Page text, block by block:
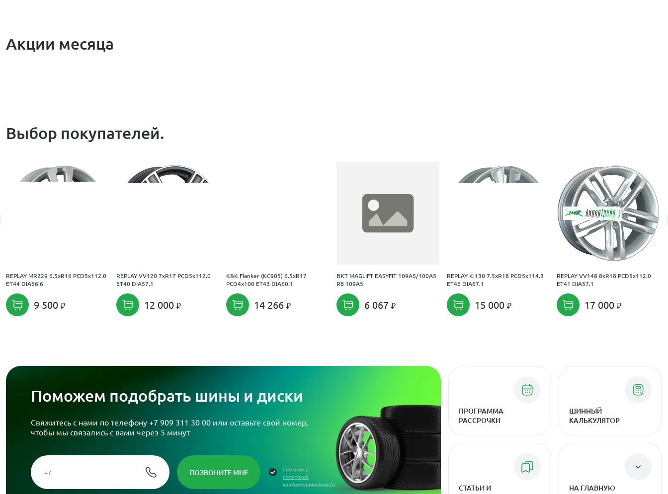
Акции месяца
Выбор покупателей.
REPLAY MR229 6.5xR16 PCD5x112.0
ET44 DIA66.6
9 500
REPLAY VV120 7xR17 PCD5x112.0
ET40 DIA57.1
12 000
K&K Flanker (КС905) 6.5xR17
PCD4x100 ET43 DIA60.1
14 266
BKT MAGLIFT EASYFIT 109A5/100A5
R8 109A5
6 067
REPLAY Ki130 7.5xR18 PCD5x114.3
ET46 DIA67.1
15 000
REPLAY VV148 8xR18 PCD5x112.0
ET41 DIA57.1
17 000
Поможем подобрать шины и диски
Свяжитесь с нами по телефону +7 909 311 30 00 или оставьте свой номер,
чтобы мы связались с вами через 5 минут
Согласие с
политикой
конфиденциальности
ПРОГРАММА
РАССРОЧКИ
ШИННЫЙ
КАЛЬКУЛЯТОР
СТАТЬИ И
НА ГЛАВНУЮ